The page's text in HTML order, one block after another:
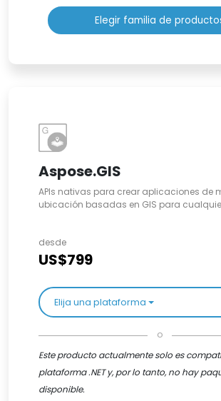
Elegir familia de
Aspose.GIS
APIs nativas para crear aplicaciones de
ubicación basadas en GIS para
desde
US$799
Elija una plataforma
o
Este producto actualmente solo es
plataforma .NET y, por lo tanto, no hay
disponible.